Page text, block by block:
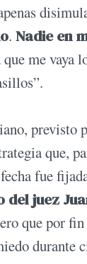
. Nadie en
me
previsto
que,
fue
del juez
que por
durante